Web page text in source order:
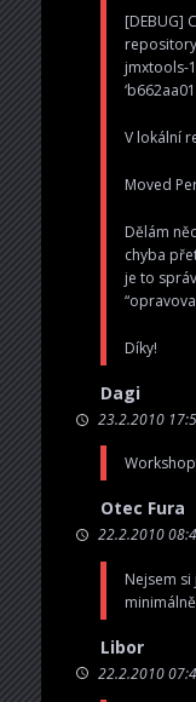
[DEBUG]
jmxtools-
V lokální
Moved
Dělám
chyba
je to
Díky!
Dagi
23.2.2010
Otec Fura
22.2.2010
Nejsem
Libor
22.2.2010